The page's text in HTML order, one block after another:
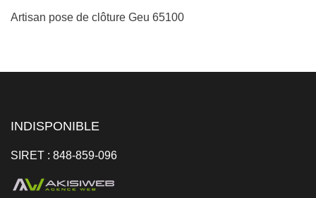
Artisan pose de clôture Geu 65100
INDISPONIBLE
SIRET : 848-859-096